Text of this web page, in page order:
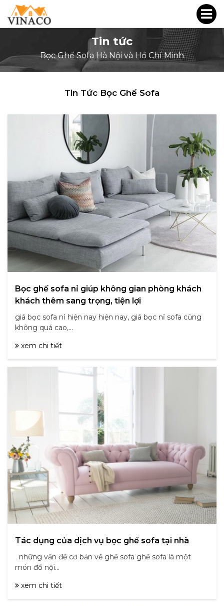
Tin tức
Bọc Ghế Sofa Hà Nội và Hồ Chí Minh
Tin Tức Bọc Ghế Sofa
Bọc ghế sofa nỉ giúp không gian phòng khách
khách thêm sang trọng, tiện lợi
giá bọc sofa nỉ hiện nay hiện nay, giá bọc nỉ sofa cũng
không quá cao,...
xem chi tiết
Tác dụng của dịch vụ bọc ghế sofa tại nhà
những vấn đề cơ bản về ghế sofa ghế sofa là một
món đồ nội...
xem chi tiết